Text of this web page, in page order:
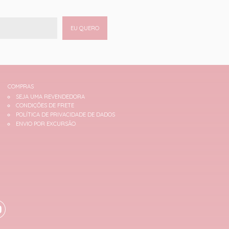
EU QUERO
COMPRAS
SEJA UMA REVENDEDORA
CONDIÇÕES DE FRETE
POLÍTICA DE PRIVACIDADE DE DADOS
ENVIO POR EXCURSÃO